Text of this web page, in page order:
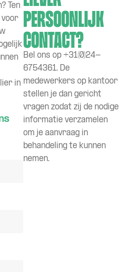
Ten
voor
in
persoonlijk
contact?
Bel ons op +31(0)24-
6754361. De
medewerkers op kantoor
stellen je dan gericht
vragen zodat zij de nodige
informatie verzamelen
om je aanvraag in
behandeling te kunnen
nemen.